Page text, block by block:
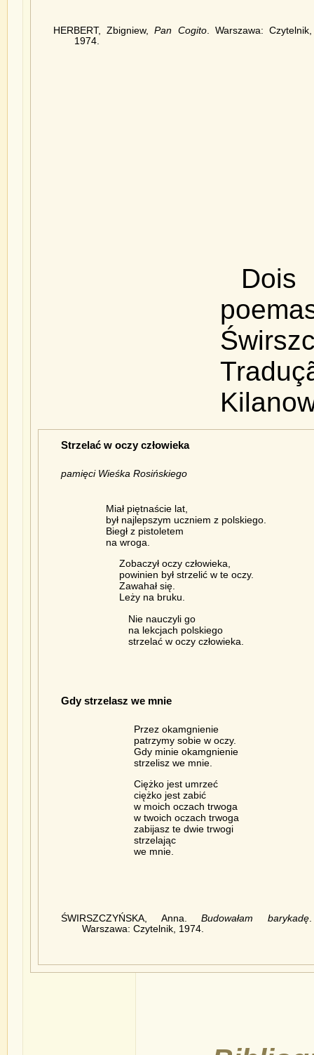
HERBERT, Zbigniew,Pan Cogito. Warszawa: Czytelnik,
1974.
Strzelać w oczy człowieka
pamięci Wieśka Rosińskiego
Miał piętnaście lat,
był najlepszym uczniem z polskiego.
Biegł z pistoletem
na wroga.
Zobaczył oczy człowieka,
powinien był strzelić w te oczy.
Zawahał się.
Leży na bruku.
Nie nauczyli go
na lekcjach polskiego
strzelać w oczy człowieka.
Gdy strzelasz we mnie
Przez okamgnienie
patrzymy sobie w oczy.
Gdy minie okamgnienie
strzelisz we mnie.
Ciężko jest umrzeć
ciężko jest zabić
w moich oczach trwoga
w twoich oczach trwoga
zabijasz te dwie trwogi
strzelając
we mnie.
ŚWIRSZCZYŃSKA, Anna.Budowałam barykadę.
Warszawa: Czytelnik, 1974.